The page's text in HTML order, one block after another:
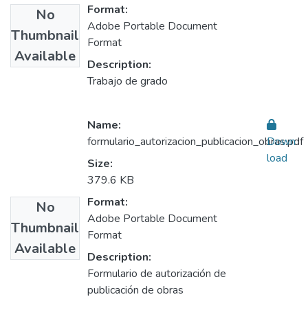
No
Thumbnail
Available
Format:
Adobe Portable Document
Format
Description:
Trabajo de grado
No
Thumbnail
Available
Name:
formulario_autorizacion_publicacion_obras.pdf
Size:
379.6 KB
Format:
Adobe Portable Document
Format
Description:
Formulario de autorización de
publicación de obras
Down
load